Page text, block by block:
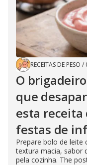
RECEITAS DE PESO /
O
que
esta receita
festas de
Prepare bolo de leite
textura macia, sabor
pela cozinha. The